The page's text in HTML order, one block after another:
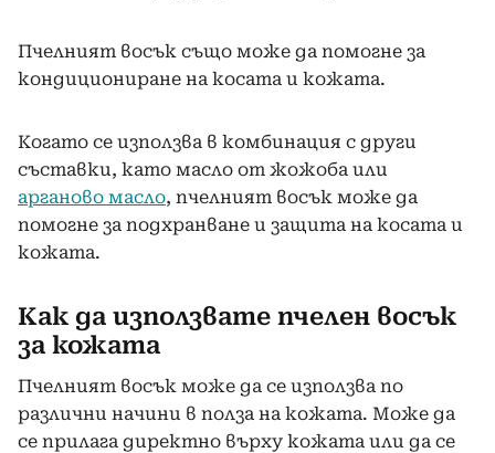
Пчелният восък също може да помогне за
кондициониране на косата и кожата.
Когато се използва в комбинация с други
съставки, като масло от жожоба или
арганово масло, пчелният восък може да
помогне за подхранване и защита на косата и
кожата.
Как да използвате пчелен восък
за кожата
Пчелният восък може да се използва по
различни начини в полза на кожата. Може да
се прилага директно върху кожата или да се